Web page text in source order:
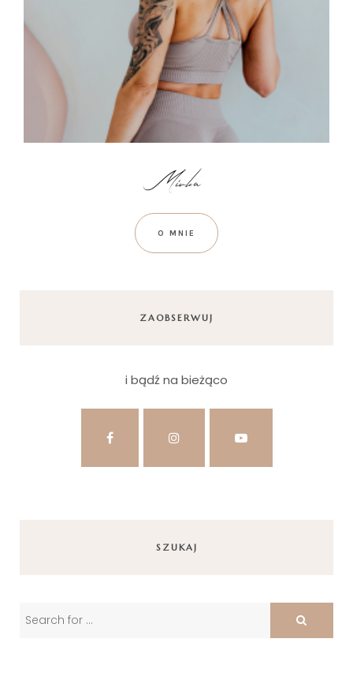
O MNIE
ZAOBSERWUJ
i bądź na bieżąco
SZUKAJ